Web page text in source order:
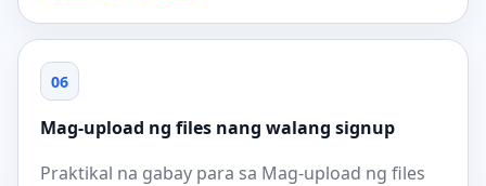
06
Mag-upload ng files nang walang signup
Praktikal na gabay para sa Mag-upload ng files